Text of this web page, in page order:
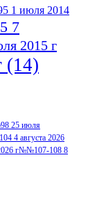
1 июля 2014
7
2015 г
(14)
2012
3
25 июля
4 августа 2026
г№№107-108 8